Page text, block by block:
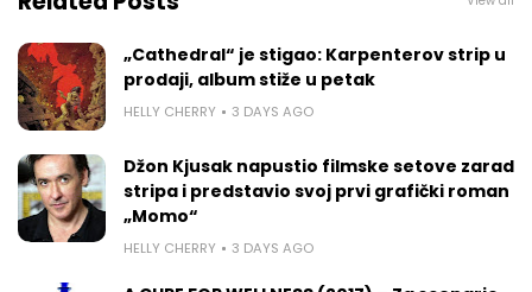
„Cathedral“ je stigao: Karpenterov strip u
prodaji, album stiže u petak
HELLY CHERRY 3 DAYS AGO
Džon Kjusak napustio filmske setove zarad
stripa i predstavio svoj prvi grafički roman
„Momo“
HELLY CHERRY 3 DAYS AGO